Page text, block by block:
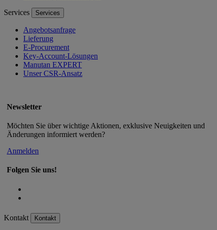
Services Services
Angebotsanfrage
Lieferung
E-Procurement
Key-Account-Lösungen
Manutan EXPERT
Unser CSR-Ansatz
Newsletter
Möchten Sie über wichtige Aktionen, exklusive Neuigkeiten und
Änderungen informiert werden?
Anmelden
Folgen Sie uns!
Kontakt Kontakt